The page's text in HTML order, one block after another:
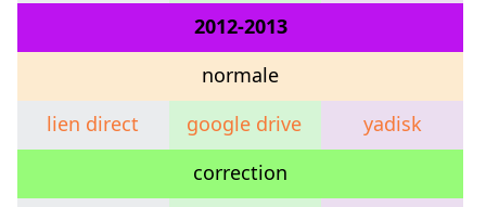
2012-2013
normale
lien direct
google drive
yadisk
correction